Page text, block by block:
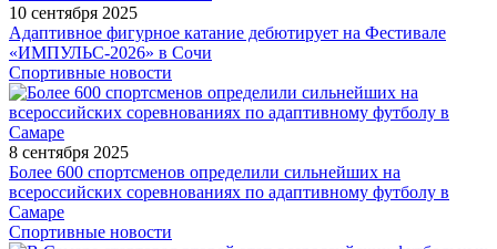
10 сентября 2025
Адаптивное фигурное катание дебютирует на Фестивале
«ИМПУЛЬС-2026» в Сочи
Спортивные новости
8 сентября 2025
Более 600 спортсменов определили сильнейших на
всероссийских соревнованиях по адаптивному футболу в
Самаре
Спортивные новости